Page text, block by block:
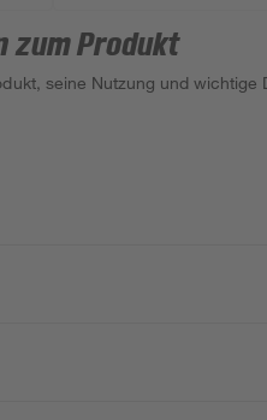
zum Produkt
seine Nutzung und wichtige